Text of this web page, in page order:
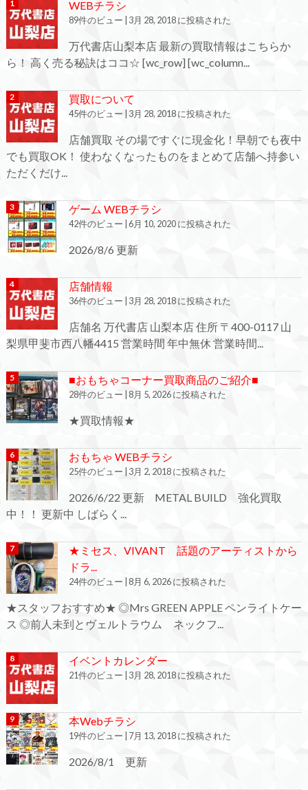
WEBチラシ
89件のビュー 3月 28, 2018 に投稿された
万代書店山梨本店 最新の買取情報はこちらか
ら！ 高く売る秘訣はココ☆ [wc_row] [wc_column...
買取について
45件のビュー 3月 28, 2018 に投稿された
店舗買取 その場ですぐに現金化！早朝でも夜中
でも買取OK！ 使わなくなったものをまとめて店舗へ持参い
ただくだけ...
ゲーム WEBチラシ
42件のビュー 6月 10, 2020 に投稿された
2026/8/6 更新
店舗情報
36件のビュー 3月 28, 2018 に投稿された
店舗名 万代書店 山梨本店 住所 〒400-0117 山
梨県甲斐市西八幡4415 営業時間 年中無休 営業時間...
■おもちゃコーナー買取商品のご紹介■
28件のビュー 8月 5, 2026 に投稿された
★買取情報★
おもちゃ WEBチラシ
25件のビュー 3月 2, 2018 に投稿された
2026/6/22 更新 METAL BUILD 強化買取
中！！ 更新中 しばらく...
★ミセス、VIVANT 話題のアーティストから
ドラ...
24件のビュー 8月 6, 2026 に投稿された
★スタッフおすすめ★ ◎Mrs GREEN APPLE ペンライトケー
ス ◎前人未到とヴェルトラウム ネックフ...
イベントカレンダー
21件のビュー 3月 28, 2018 に投稿された
本Webチラシ
19件のビュー 7月 13, 2018 に投稿された
2026/8/1 更新